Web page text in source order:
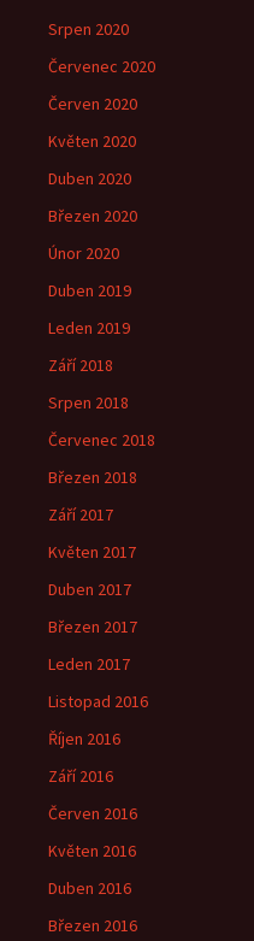
Srpen 2020
Červenec 2020
Červen 2020
Květen 2020
Duben 2020
Březen 2020
Únor 2020
Duben 2019
Leden 2019
Září 2018
Srpen 2018
Červenec 2018
Březen 2018
Září 2017
Květen 2017
Duben 2017
Březen 2017
Leden 2017
Listopad 2016
Říjen 2016
Září 2016
Červen 2016
Květen 2016
Duben 2016
Březen 2016